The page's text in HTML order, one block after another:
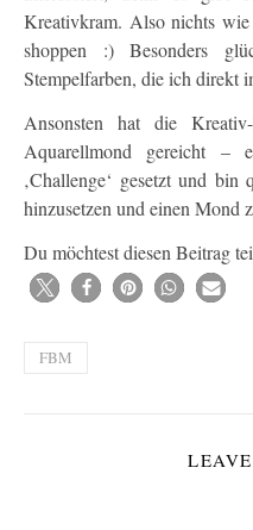
Kreativkram. Also nichts
shoppen :) Besonders
Stempelfarben, die ich direkt
Ansonsten hat die
Aquarellmond gereicht
‚Challenge‘ gesetzt und bin
hinzusetzen und einen Mond
Du möchtest diesen Beitrag
FBM